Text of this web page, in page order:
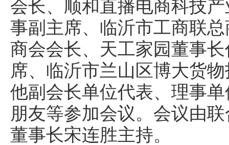
会长、顺和直播电商科技
事副主席、临沂市工商联
商会会长、天工家园董事
席、临沂市兰山区博大货
他副会长单位代表、理事
朋友等参加会议。会议由
董事长宋连胜主持。